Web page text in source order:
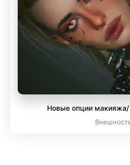
Новые опции